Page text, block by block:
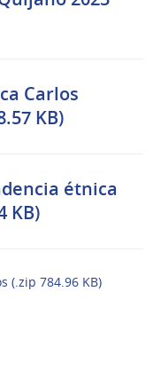
Carlos
KB)
étnica
KB)
(.zip 784.96 KB)